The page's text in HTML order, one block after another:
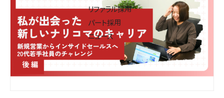
リファラル採用
パート採用
ニュース